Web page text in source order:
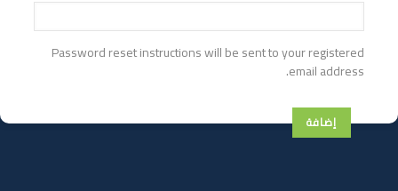
Password reset instructions will be sent to your registered
email address.